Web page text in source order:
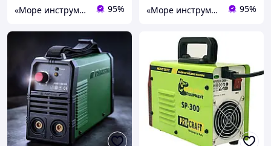
«Море инструментов» 95% «Море инструментов» 95%